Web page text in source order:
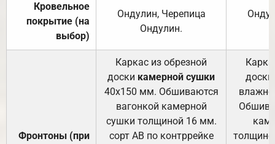
Кровельное
покрытие (на
выбор)
Ондулин, Черепица
Ондулин.
Фронтоны (при
Каркас из обрезной
доски камерной сушки
40х150 мм. Обшиваются
вагонкой камерной
сушки толщиной 16 мм.
сорт АВ по контррейке
доски